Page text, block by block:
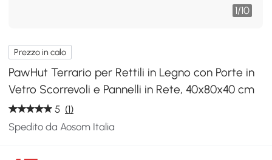
1/10
Prezzo in calo
PawHut Terrario per Rettili in Legno con Porte in
Vetro Scorrevoli e Pannelli in Rete, 40x80x40 cm
5 (1)
Spedito da Aosom Italia